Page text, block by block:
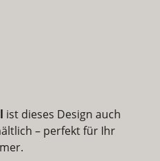
ist dieses Design auch
– perfekt für Ihr